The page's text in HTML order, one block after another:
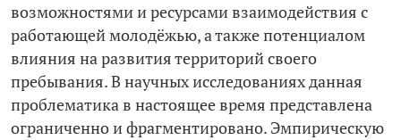
возможностями и ресурсами взаимодействия с
работающей молодёжью, а также потенциалом
влияния на развития территорий своего
пребывания. В научных исследованиях данная
проблематика в настоящее время представлена
ограниченно и фрагментировано. Эмпирическую